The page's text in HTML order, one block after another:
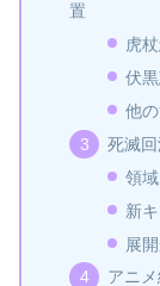
置
虎
伏
他
死滅
領
新
展
アニ